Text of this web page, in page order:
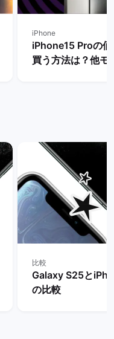
iPhone
iPhone15 Proの
買う方法は？他モ
比較
Galaxy S25と
の比較